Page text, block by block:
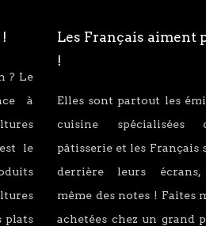
? Le
à
le
plats
Les Français aiment
!
Elles sont partout les
cuisine spécialisées
pâtisserie et les Français
derrière leurs écrans,
même des notes ! Faites
achetées chez un grand